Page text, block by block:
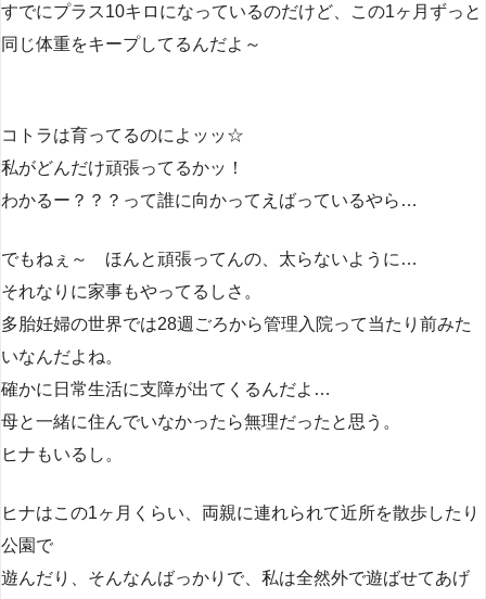
すでにプラス10キロになっているのだけど、この1ヶ月ずっと
同じ体重をキープしてるんだよ～
コトラは育ってるのによッッ☆
私がどんだけ頑張ってるかッ！
わかるー？？？って誰に向かってえばっているやら…
でもねぇ～ ほんと頑張ってんの、太らないように…
それなりに家事もやってるしさ。
多胎妊婦の世界では28週ごろから管理入院って当たり前みた
いなんだよね。
確かに日常生活に支障が出てくるんだよ…
母と一緒に住んでいなかったら無理だったと思う。
ヒナもいるし。
ヒナはこの1ヶ月くらい、両親に連れられて近所を散歩したり
公園で
遊んだり、そんなんばっかりで、私は全然外で遊ばせてあげ